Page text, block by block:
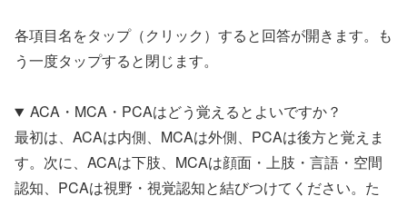
各項目名をタップ（クリック）すると回答が開きます。も
う一度タップすると閉じます。
ACA・MCA・PCAはどう覚えるとよいですか？
最初は、ACAは内側、MCAは外側、PCAは後方と覚えま
す。次に、ACAは下肢、MCAは顔面・上肢・言語・空間
認知、PCAは視野・視覚認知と結びつけてください。た